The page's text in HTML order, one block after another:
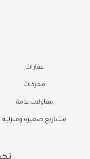
عقارات
محركات
مقاولات عامة
مشاريع صغيرة ومنزلية